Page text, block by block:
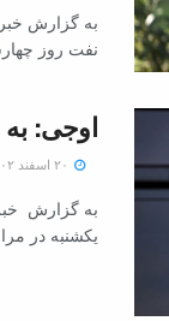
به گزارش
نفت روز چهارشنبه - ۲۳
اوجی:
به گزارش
یکشنبه در